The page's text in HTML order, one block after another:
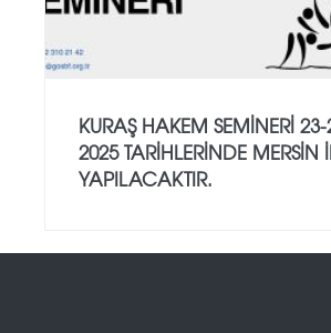
KURAŞ HAKEM SEMİNERİ
2025 TARİHLERİNDE MERSİN
YAPILACAKTIR.